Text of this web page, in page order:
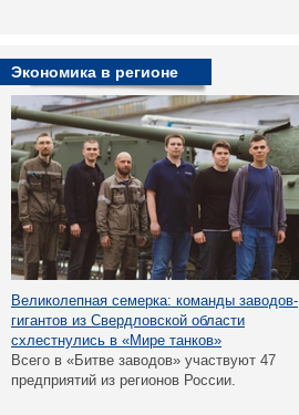
Экономика в регионе
Великолепная семерка: команды заводов-
гигантов из Свердловской области
схлестнулись в «Мире танков»
Всего в «Битве заводов» участвуют 47
предприятий из регионов России.